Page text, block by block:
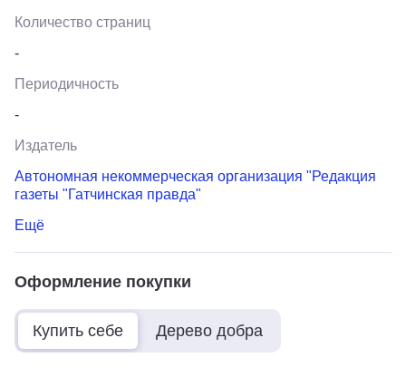
Количество страниц
-
Периодичность
-
Издатель
Автономная некоммерческая организация "Редакция
газеты "Гатчинская правда"
Ещё
Оформление покупки
Купить себе Дерево добра